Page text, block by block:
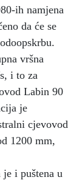
ih namjena
da će se
vršna
i to za
Labin 90
je
cjevovod
1200 mm,
i puštena u